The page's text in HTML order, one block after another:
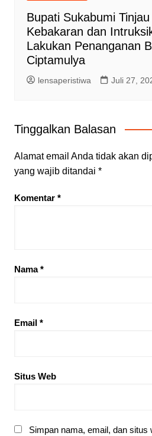
Bupati Sukabumi
Kebakaran dan
Lakukan Penanganan
Ciptamulya
lensaperistiwa Juli 27,
Tinggalkan Balasan
Alamat email Anda tidak akan
yang wajib ditandai *
Komentar *
Nama*
Email *
Situs Web
Simpan nama, email, dan